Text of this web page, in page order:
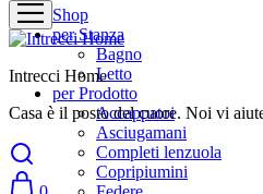
Shop
per Stanza
Bagno
Letto
per Prodotto
Accappatoi
Asciugamani
Completi lenzuola
Copripiumini
Intrecci Home
Casa è il posto del cuore. Noi vi